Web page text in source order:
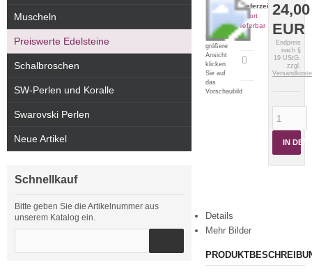
Für eine
größere
Ansicht
klicken
Sie auf
das
Vorschaubild
24,00
EUR
Endpreis
nach §
19 UStG.
zzgl.
IN DEN
Lieferzeit:
sofort
lieferbar
Artikeldatenblatt
drucken
Details
Mehr Bilder
Muscheln
Preiswerte Edelsteine
Schalbroschen
SW-Perlen und Koralle
Swarovski Perlen
Neue Artikel
Schnellkauf
Bitte geben Sie die Artikelnummer aus
unserem Katalog ein.